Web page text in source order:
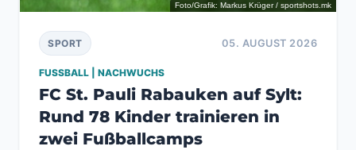
Foto/Grafik: Markus Krüger / sportshots.mk
05. AUGUST 2026
SPORT
FUSSBALL | NACHWUCHS
FC St. Pauli Rabauken auf Sylt:
Rund 78 Kinder trainieren in
zwei Fußballcamps